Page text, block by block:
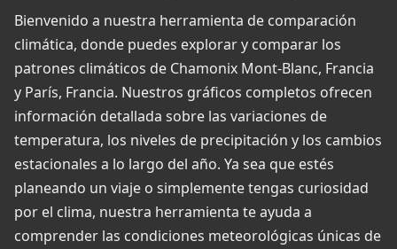
Bienvenido a nuestra herramienta de comparación
climática, donde puedes explorar y comparar los
patrones climáticos de Chamonix Mont-Blanc, Francia
y París, Francia. Nuestros gráficos completos ofrecen
información detallada sobre las variaciones de
temperatura, los niveles de precipitación y los cambios
estacionales a lo largo del año. Ya sea que estés
planeando un viaje o simplemente tengas curiosidad
por el clima, nuestra herramienta te ayuda a
comprender las condiciones meteorológicas únicas de